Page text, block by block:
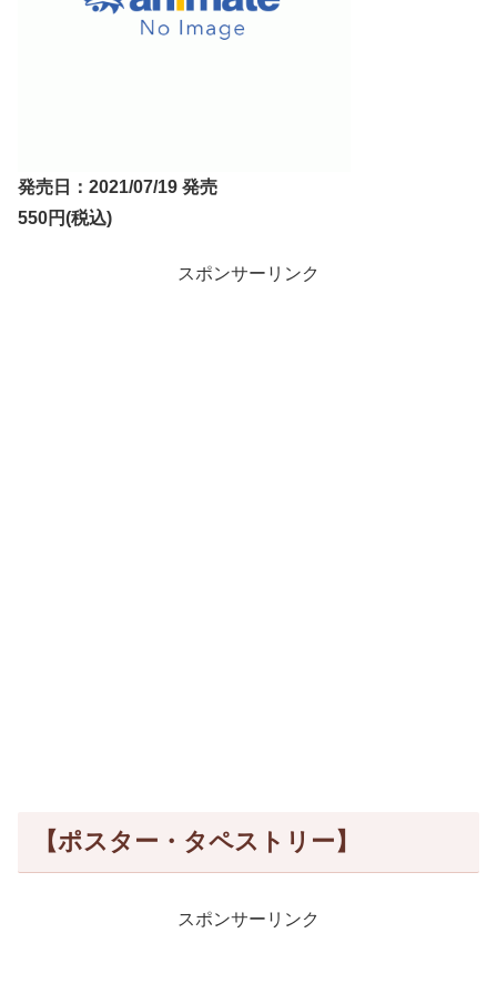
発売日：2021/07/19 発売
550円(税込)
スポンサーリンク
【ポスター・タペストリー】
スポンサーリンク